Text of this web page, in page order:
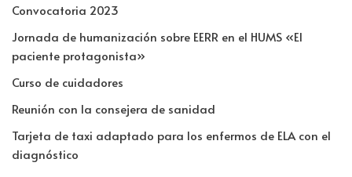
Convocatoria 2023
Jornada de humanización sobre EERR en el HUMS «El
paciente protagonista»
Curso de cuidadores
Reunión con la consejera de sanidad
Tarjeta de taxi adaptado para los enfermos de ELA con el
diagnóstico